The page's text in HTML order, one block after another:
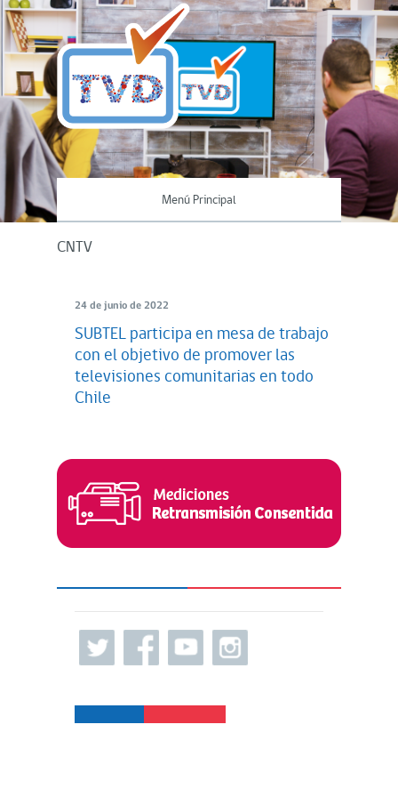
Menú Principal
CNTV
24 de junio de 2022
SUBTEL participa en mesa de trabajo
con el objetivo de promover las
televisiones comunitarias en todo
Chile